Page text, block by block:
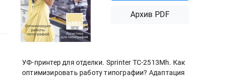
Архив PDF
УФ-принтер для отделки. Sprinter ТС-2513Mh. Как
оптимизировать работу типографии? Адаптация